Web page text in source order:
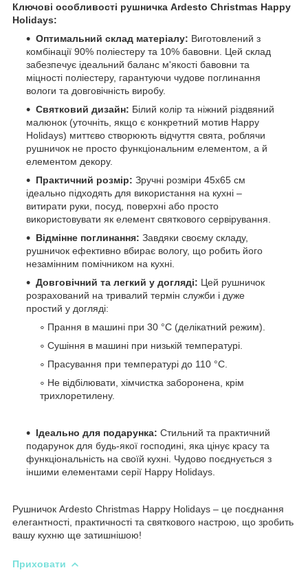
Ключові особливості рушничка Ardesto Christmas Happy
Holidays:
Оптимальний склад матеріалу: Виготовлений з
комбінації 90% поліестеру та 10% бавовни. Цей склад
забезпечує ідеальний баланс м'якості бавовни та
міцності поліестеру, гарантуючи чудове поглинання
вологи та довговічність виробу.
Святковий дизайн: Білий колір та ніжний різдвяний
малюнок (уточніть, якщо є конкретний мотив Happy
Holidays) миттєво створюють відчуття свята, роблячи
рушничок не просто функціональним елементом, а й
елементом декору.
Практичний розмір: Зручні розміри 45х65 см
ідеально підходять для використання на кухні –
витирати руки, посуд, поверхні або просто
використовувати як елемент святкового сервірування.
Відмінне поглинання: Завдяки своєму складу,
рушничок ефективно вбирає вологу, що робить його
незамінним помічником на кухні.
Довговічний та легкий у догляді: Цей рушничок
розрахований на тривалий термін служби і дуже
простий у догляді:
Прання в машині при 30 °C (делікатний режим).
Сушіння в машині при низькій температурі.
Прасування при температурі до 110 °C.
Не відбілювати, хімчистка заборонена, крім
трихлоретилену.
Ідеально для подарунка: Стильний та практичний
подарунок для будь-якої господині, яка цінує красу та
функціональність на своїй кухні. Чудово поєднується з
іншими елементами серії Happy Holidays.
Рушничок Ardesto Christmas Happy Holidays – це поєднання
елегантності, практичності та святкового настрою, що зробить
вашу кухню ще затишнішою!
Приховати